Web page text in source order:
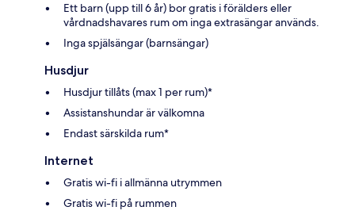
Ett barn (upp till 6 år) bor gratis i förälders eller
vårdnadshavares rum om inga extrasängar används.
Inga spjälsängar (barnsängar)
Husdjur
Husdjur tillåts (max 1 per rum)*
Assistanshundar är välkomna
Endast särskilda rum*
Internet
Gratis wi-fi i allmänna utrymmen
Gratis wi-fi på rummen